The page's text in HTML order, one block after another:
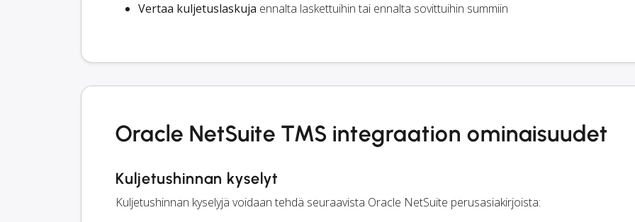
Vertaa kuljetuslaskuja ennalta laskettuihin tai ennalta sovittuihin summiin
Oracle NetSuite TMS integraation ominaisuudet
Kuljetushinnan kyselyt
Kuljetushinnan kyselyjä voidaan tehdä seuraavista Oracle NetSuite perusasiakirjoista: